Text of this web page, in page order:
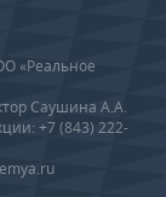
«Реальное
Саушина А.А.
+7 (843) 222-